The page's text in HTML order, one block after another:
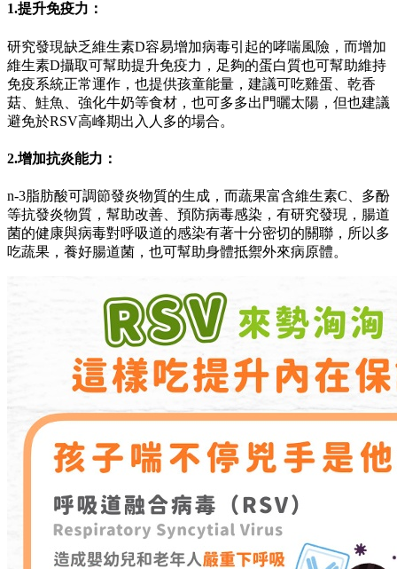
1.提升免疫力：
研究發現缺乏維生素D容易增加病毒引起的哮喘風險，而增加
維生素D攝取可幫助提升免疫力，足夠的蛋白質也可幫助維持
免疫系統正常運作，也提供孩童能量，建議可吃雞蛋、乾香
菇、鮭魚、強化牛奶等食材，也可多多出門曬太陽，但也建議
避免於RSV高峰期出入人多的場合。
2.增加抗炎能力：
n-3脂肪酸可調節發炎物質的生成，而蔬果富含維生素C、多酚
等抗發炎物質，幫助改善、預防病毒感染，有研究發現，腸道
菌的健康與病毒對呼吸道的感染有著十分密切的關聯，所以多
吃蔬果，養好腸道菌，也可幫助身體抵禦外來病原體。